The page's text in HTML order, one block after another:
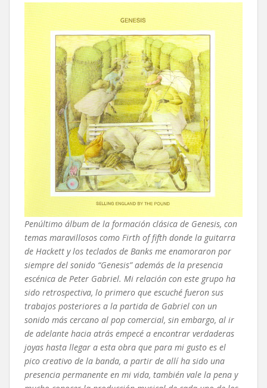
Penúltimo álbum de la formación clásica de Genesis, con
temas maravillosos como Firth of fifth donde la guitarra
de Hackett y los teclados de Banks me enamoraron por
siempre del sonido “Genesis” además de la presencia
escénica de Peter Gabriel. Mi relación con este grupo ha
sido retrospectiva, lo primero que escuché fueron sus
trabajos posteriores a la partida de Gabriel con un
sonido más cercano al pop comercial, sin embargo, al ir
de adelante hacia atrás empecé a encontrar verdaderas
joyas hasta llegar a esta obra que para mi gusto es el
pico creativo de la banda, a partir de allí ha sido una
presencia permanente en mi vida, también vale la pena y